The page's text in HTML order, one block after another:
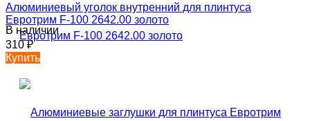
Алюминиевый уголок внутренний для плинтуса
Евротрим F-100 2642.00 золото
В наличии
310₽
Купить